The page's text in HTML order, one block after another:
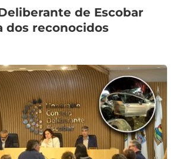
de Escobar
dos reconocidos